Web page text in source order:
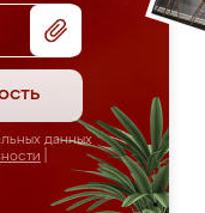
данных